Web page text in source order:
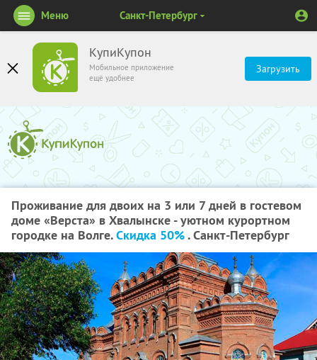
КупиКупон
Мобильное приложение
ещё удобнее
Загрузить
Меню Санкт-Петербург
Проживание для двоих на 3 или 7 дней в гостевом
доме «Верста» в Хвалынске - уютном курортном
городке на Волге.Скидка 50%. Санкт-Петербург